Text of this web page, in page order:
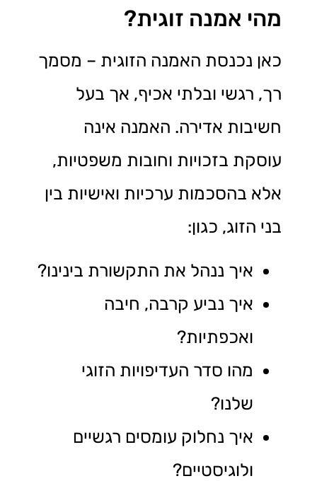
מהי אמנה זוגית?
כאן נכנסת האמנה הזוגית – מסמך
רך, רגשי ובלתי אכיף, אך בעל
חשיבות אדירה. האמנה אינה
עוסקת בזכויות וחובות משפטיות,
אלא בהסכמות ערכיות ואישיות בין
בני הזוג, כגון:
איך ננהל את התקשורת בינינו?
איך נביע קרבה, חיבה
ואכפתיות?
מהו סדר העדיפויות הזוגי
שלנו?
איך נחלוק עומסים רגשיים
ולוגיסטיים?